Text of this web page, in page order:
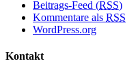
Beitrags-Feed (RSS)
Kommentare als RSS
WordPress.org
Kontakt